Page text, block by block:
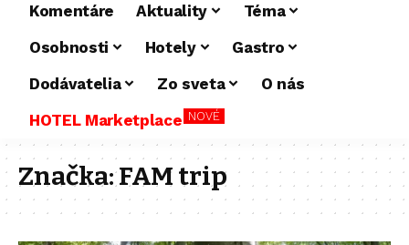
Komentáre Aktuality
Téma
Osobnosti
Hotely
Gastro
Dodávatelia
Zo sveta
O nás
HOTEL Marketplace NOVÉ
Značka:FAM trip